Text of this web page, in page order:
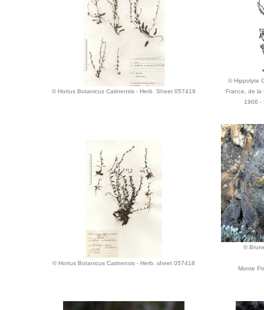
© Hortus Botanicus Catinensis - Herb. Sheet 057419
© Hippolyte
France, de la
1906 -
© Hortus Botanicus Catinensis - Herb. sheet 057418
©
Monte